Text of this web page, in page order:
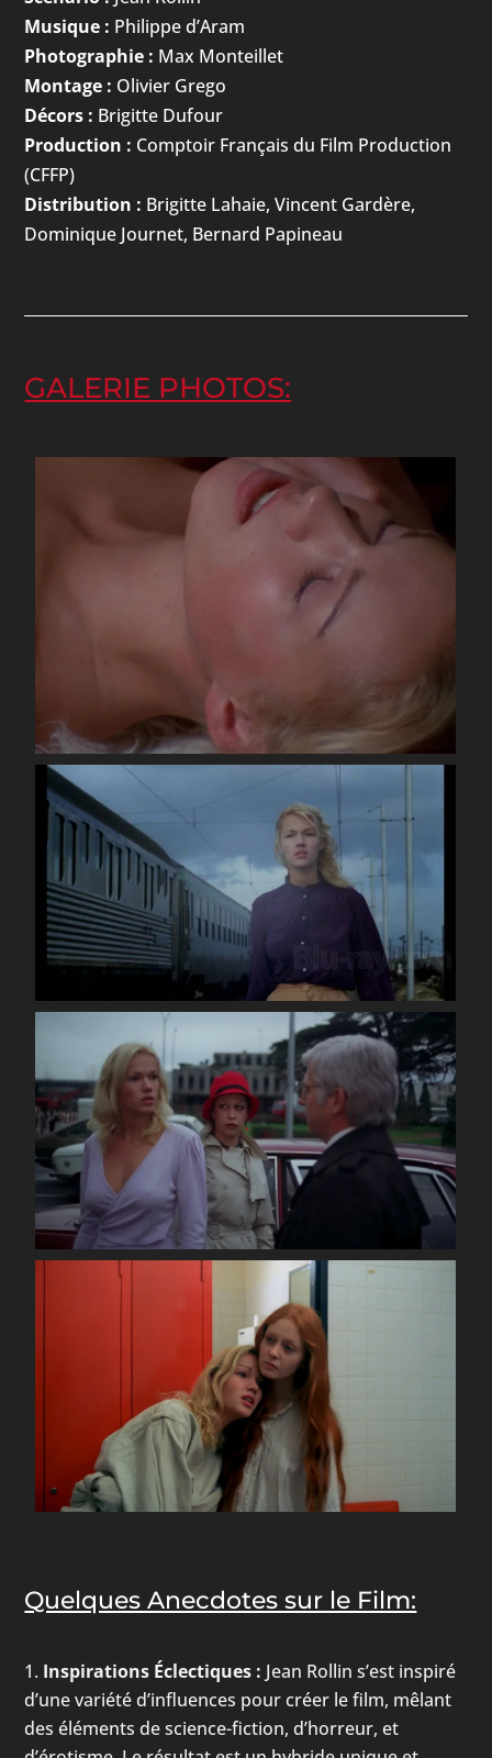
Musique : Philippe d’Aram
Photographie : Max Monteillet
Montage : Olivier Grego
Décors : Brigitte Dufour
Production : Comptoir Français du Film Production
(CFFP)
Distribution : Brigitte Lahaie, Vincent Gardère,
Dominique Journet, Bernard Papineau
GALERIE PHOTOS:
Quelques Anecdotes sur le Film:
Inspirations Éclectiques : Jean Rollin s’est inspiré
d’une variété d’influences pour créer le film, mêlant
des éléments de science-fiction, d’horreur, et